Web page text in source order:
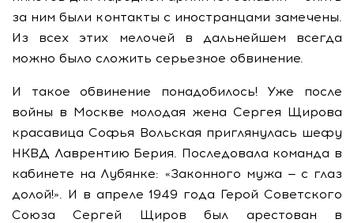
за ним были контакты с иностранцами замечены.
Из всех этих мелочей в дальнейшем всегда
можно было сложить серьезное обвинение.
И такое обвинение понадобилось! Уже после
войны в Москве молодая жена Сергея Щирова
красавица Софья Вольская приглянулась шефу
НКВД Лаврентию Берия. Последовала команда в
кабинете на Лубянке: «Законного мужа — с глаз
долой!». И в апреле 1949 года Герой Советского
Союза Сергей Щиров был арестован в